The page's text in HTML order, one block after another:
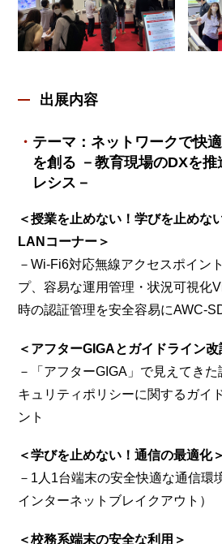
出展内容
テーマ：ネットワークで快
を創る －教育現場のDXを
レシス－
＜授業を止めない！学びを止めな
LANコーナー＞
－Wi-Fi6対応無線アクセスポイン
プ、容易な運用管理・状況可視化
時の認証管理を安全容易にAWC-
＜アフターGIGAとガイドライン
－「アフターGIGA」で見えてき
キュリティポリシーに関するガイ
ント
＜学びを止めない！通信の最適化＞
－1人1台端末の安全快適な通信環
インターネットブレイクアウト）
＜校務系端末の安全な利用＞